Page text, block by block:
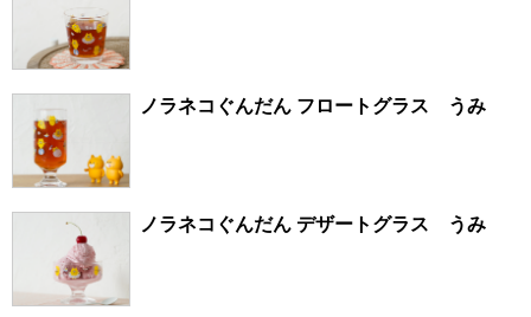
ノラネコぐんだん フロートグラス うみ
ノラネコぐんだん デザートグラス うみ